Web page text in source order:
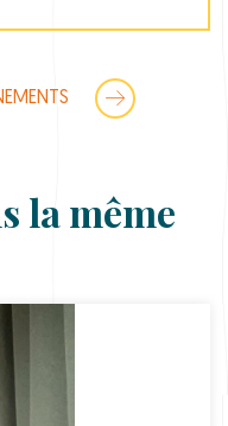
la même